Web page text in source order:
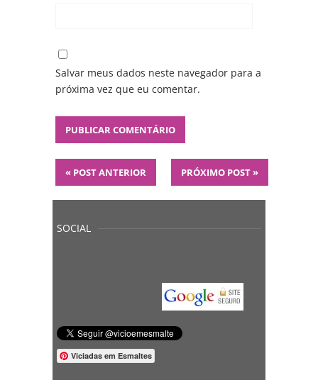
Salvar meus dados neste navegador para a
próxima vez que eu comentar.
« POST ANTERIOR PRÓXIMO POST»
SOCIAL
Viciadas em Esmaltes